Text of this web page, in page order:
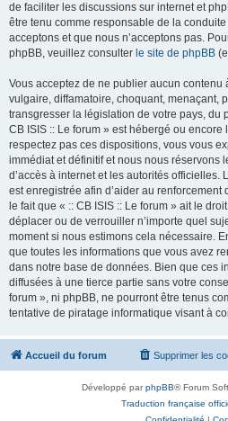
de faciliter les discussions sur internet et
être tenu comme responsable de la
acceptons et que nous n’acceptons pas.
phpBB, veuillez consulter le site de phpBB
Vous acceptez de ne publier aucun contenu
vulgaire, diffamatoire, choquant, menaçant,
transgresser la législation de votre pays, du
CB ISIS :: Le forum » est hébergé ou
respectez pas ces dispositions, vous vous
immédiat et définitif et nous nous réservons
d’accès à internet et les autorités officielles.
est enregistrée afin d’aider au renforcement
le fait que « :: CB ISIS :: Le forum » ait le
déplacer ou de verrouiller n’importe quel
moment si nous estimons cela nécessaire.
que toutes les informations que vous avez
dans notre base de données. Bien que ces
diffusées à une tierce partie sans votre
forum », ni phpBB, ne pourront être tenus
tentative de piratage informatique visant à
Accueil du forum Supprimer les
Développé parphpBB® Forum
Traduction française